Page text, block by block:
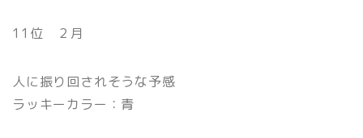
11位 ２月
人に振り回されそうな予感
ラッキーカラー：青